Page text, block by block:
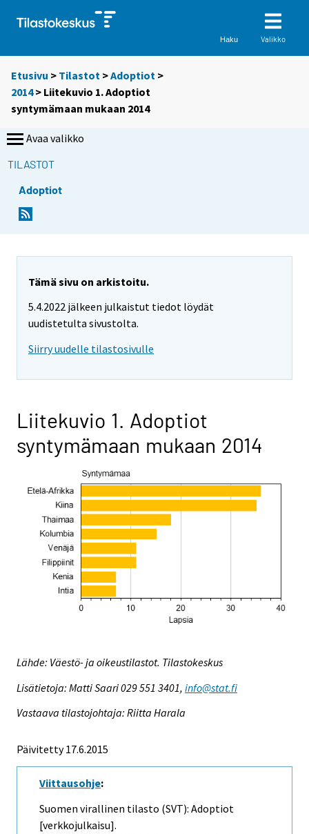
Haku Valikko
Etusivu > Tilastot >Adoptiot >
2014> Liitekuvio 1. Adoptiot
syntymämaan mukaan 2014
Avaa valikko
TILASTOT
Adoptiot
Tämä sivu on arkistoitu.
5.4.2022 jälkeen julkaistut tiedot löydät
uudistetulta sivustolta.
Siirry uudelle tilastosivulle
Liitekuvio 1. Adoptiot
syntymämaan mukaan 2014
Lähde: Väestö- ja oikeustilastot. Tilastokeskus
Lisätietoja: Matti Saari 029 551 3401, info@stat.fi
Vastaava tilastojohtaja: Riitta Harala
Päivitetty 17.6.2015
Viittausohje:
Suomen virallinen tilasto (SVT): Adoptiot
[verkkojulkaisu].